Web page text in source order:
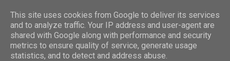
This site uses cookies from Google to deliver its services
and to analyze traffic. Your IP address and user-agent are
shared with Google along with performance and security
metrics to ensure quality of service, generate usage
statistics, and to detect and address abuse.